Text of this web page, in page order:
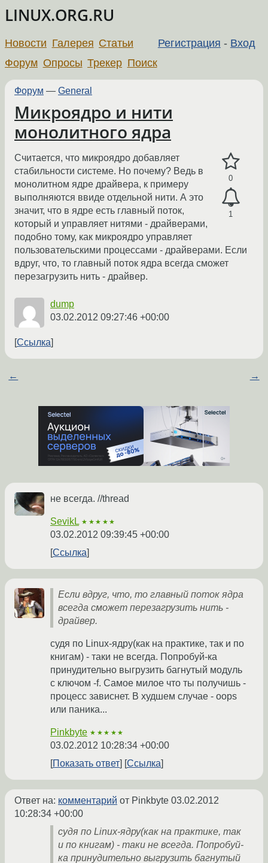
LINUX.ORG.RU
Регистрация - Вход
Новости Галерея Статьи
Форум Опросы Трекер Поиск
Форум — General
Микроядро и нити
монолитного ядра
0
1
Считается, что микроядро добавляет
стабильности системе. Но почему? Ведь в
монолитном ядре драйвера, к примеру
выполняются ввиде отдельной нити. А это
значит, что в ядре есть главный поток,
который и управляет нитями - драйверами,
подобно тому, как микроядро управляет
пользовательскими процессами - драйверами. Если
вдруг, что, то главный поток ядра всегда сможет
перезагрузить нить - драйвер.
dump
03.02.2012 09:27:46 +00:00
Ссылка
← →
не всегда. //thread
SevikL ★★★★★
03.02.2012 09:39:45 +00:00
Ссылка
Если вдруг, что, то главный поток ядра
всегда сможет перезагрузить нить -
драйвер.
судя по Linux-ядру(как на практике, так и по
книгам) - таки не всегда. Попробуй-ка
принудительно выгрузить багнутый модуль
с ключом -f. Самое милое что ты получишь -
процесс зависнет. В худшем случае - oops
или паника...
Pinkbyte ★★★★★
03.02.2012 10:28:34 +00:00
Показать ответ
Ссылка
Ответ на: комментарий от Pinkbyte 03.02.2012
10:28:34 +00:00
судя по Linux-ядру(как на практике, так
и по книгам) - таки не всегда. Попробуй-
ка принудительно выгрузить багнутый